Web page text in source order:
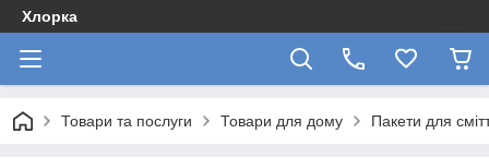
Хлорка
Товари та послуги Товари для дому Пакети для